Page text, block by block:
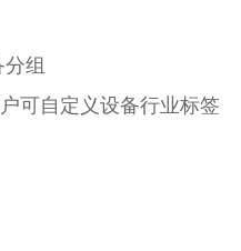
组
可自定义设备行业标签